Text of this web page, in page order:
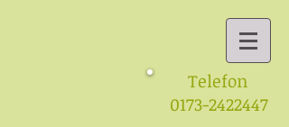
Telefon
0173-2422447